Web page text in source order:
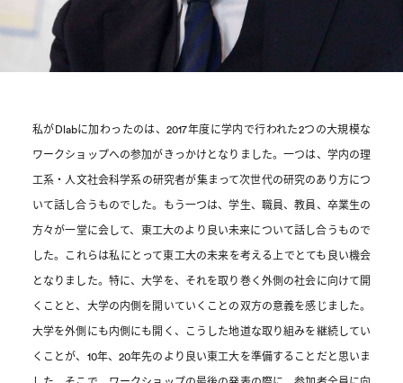
私がDlabに加わったのは、2017年度に学内で行われた2つの大規模な
ワークショップへの参加がきっかけとなりました。一つは、学内の理
工系・人文社会科学系の研究者が集まって次世代の研究のあり方につ
いて話し合うものでした。もう一つは、学生、職員、教員、卒業生の
方々が一堂に会して、東工大のより良い未来について話し合うもので
した。これらは私にとって東工大の未来を考える上でとても良い機会
となりました。特に、大学を、それを取り巻く外側の社会に向けて開
くことと、大学の内側を開いていくことの双方の意義を感じました。
大学を外側にも内側にも開く、こうした地道な取り組みを継続してい
くことが、10年、20年先のより良い東工大を準備することだと思いま